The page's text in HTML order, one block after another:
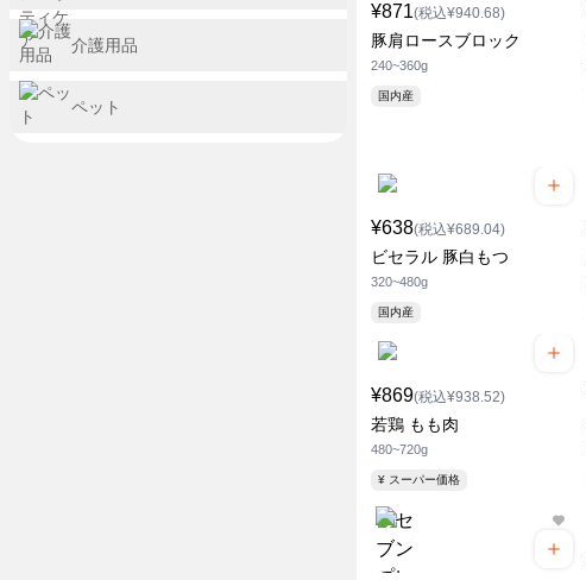
¥871(税込¥940.68)
豚肩ロースブロック
240~360g
国内産
¥638(税込¥689.04)
ビセラル 豚白もつ
320~480g
国内産
¥869(税込¥938.52)
若鶏 もも肉
480~720g
¥ スーパー価格
介護用品
ペット